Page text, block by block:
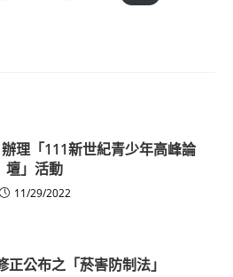
理「111新世紀青少年高峰論
壇」活動
11/29/2022
正公布之「菸害防制法」